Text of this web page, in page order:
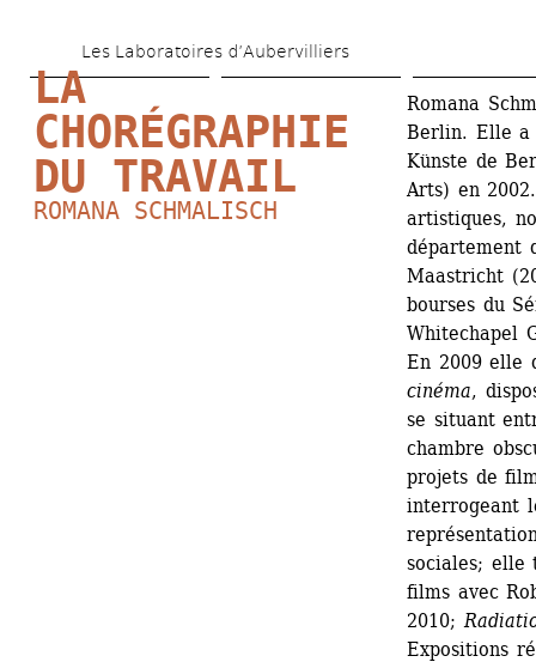
au
principal
Les Laboratoires d’Aubervilliers
LA
CHORÉGRAPHIE
DU TRAVAIL
ROMANA SCHMALISCH
Romana
Berlin. Elle a
Künste de
Arts) en
artistiques,
département
Maastricht
bourses du
Whitechapel
En 2009 elle
cinéma,
se situant
chambre
projets de
interrogeant
sociales; elle
films avec
2010;
Expositions